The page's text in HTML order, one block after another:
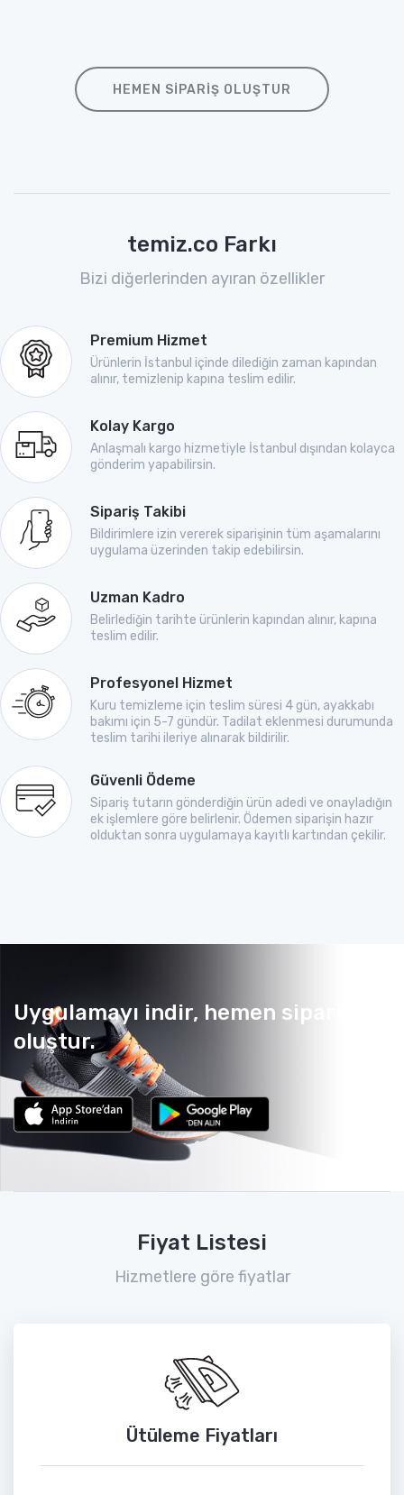
HEMEN SIPARIŞ OLUŞTUR
temiz.co Farkı
Bizi diğerlerinden ayıran özellikler
Premium Hizmet
Ürünlerin İstanbul içinde dilediğin zaman kapından
alınır, temizlenip kapına teslim edilir.
Kolay Kargo
Anlaşmalı kargo hizmetiyle İstanbul dışından kolayca
gönderim yapabilirsin.
Sipariş Takibi
Bildirimlere izin vererek siparişinin tüm aşamalarını
uygulama üzerinden takip edebilirsin.
Uzman Kadro
Belirlediğin tarihte ürünlerin kapından alınır, kapına
teslim edilir.
Profesyonel Hizmet
Kuru temizleme için teslim süresi 4 gün, ayakkabı
bakımı için 5-7 gündür. Tadilat eklenmesi durumunda
teslim tarihi ileriye alınarak bildirilir.
Güvenli Ödeme
Sipariş tutarın gönderdiğin ürün adedi ve onayladığın
ek işlemlere göre belirlenir. Ödemen siparişin hazır
olduktan sonra uygulamaya kayıtlı kartından çekilir.
Uygulamayı indir, hemen sipariş
oluştur.
Fiyat Listesi
Hizmetlere göre fiyatlar
Ütüleme Fiyatları